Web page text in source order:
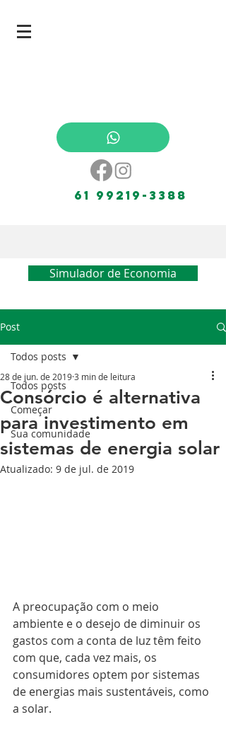
61 99219-3388
Simulador de Economia
Post
Todos posts
Começar
Sua comunidade
Todos posts
Consórcio é alternativa
para investimento em
sistemas de energia solar
28 de jun. de 20193 min de leitura
Atualizado: 9 de jul. de 2019
A preocupação com o meio
ambiente e o desejo de diminuir os
gastos com a conta de luz têm feito
com que, cada vez mais, os
consumidores optem por sistemas
de energias mais sustentáveis, como
a solar.